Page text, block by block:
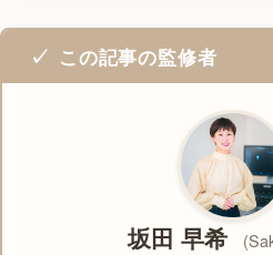
この記事の監修者
坂田 早希